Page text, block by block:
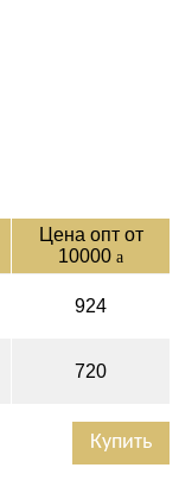
Цена опт от
10000 a
924
720
Купить